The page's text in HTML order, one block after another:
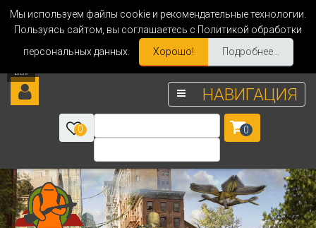
Мы используем файлы cookie и рекомендательные технологии.
Пользуясь сайтом, вы соглашаетесь с Политикой обработки
персональных данных.
Хорошо! Подробнее...
НАВИГАЦИЯ
0 0